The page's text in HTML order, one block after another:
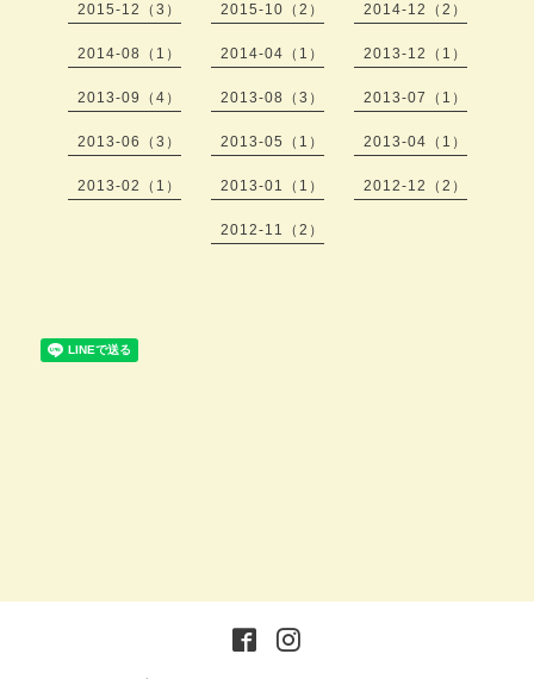
2015-12（3） 2015-10（2） 2014-12（2）
2014-08（1） 2014-04（1） 2013-12（1）
2013-09（4） 2013-08（3） 2013-07（1）
2013-06（3） 2013-05（1） 2013-04（1）
2013-02（1） 2013-01（1） 2012-12（2）
2012-11（2）